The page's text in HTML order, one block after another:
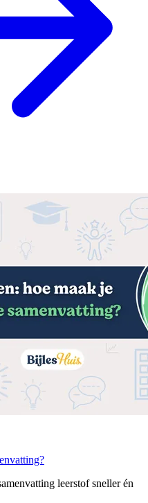
leerstof sneller én